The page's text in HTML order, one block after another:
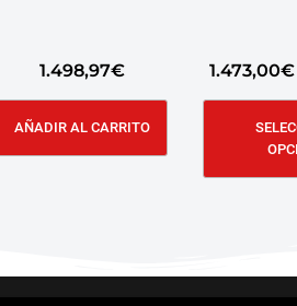
1.498,97€
AÑADIR AL CARRITO
1.473,00€